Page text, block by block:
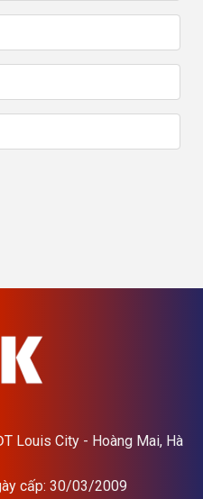
Louis City - Hoàng Mai, Hà
cấp: 30/03/2009